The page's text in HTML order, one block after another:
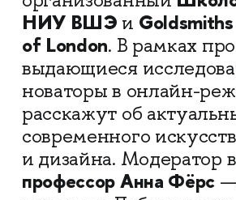
НИУ ВШЭ и
of London. В рамках
выдающиеся
новаторы в онлайн-
расскажут об
современного
и дизайна. Модератор
профессор Анна Фёрс